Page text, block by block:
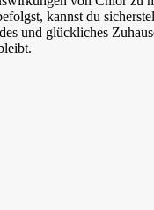
kannst du
und glückliches